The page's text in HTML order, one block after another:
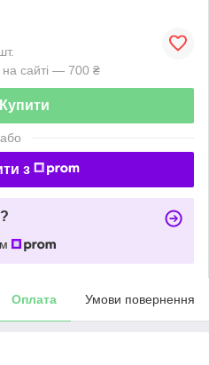
сайті — 700 ₴
Купити
або
з
Оплата Умови повернення